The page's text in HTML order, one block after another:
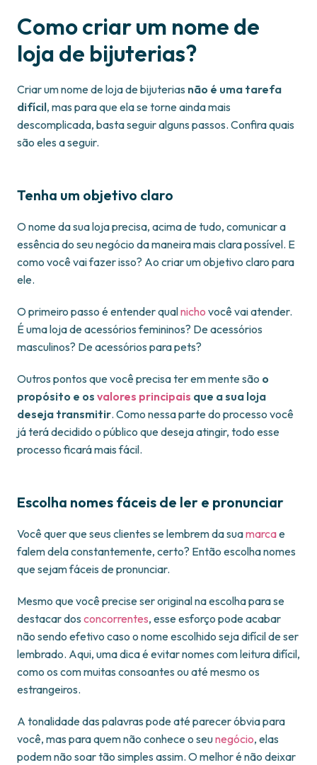
Como criar um nome de
loja de bijuterias?
Criar um nome de loja de bijuterias não é uma tarefa
difícil, mas para que ela se torne ainda mais
descomplicada, basta seguir alguns passos. Confira quais
são eles a seguir.
Tenha um objetivo claro
O nome da sua loja precisa, acima de tudo, comunicar a
essência do seu negócio da maneira mais clara possível. E
como você vai fazer isso? Ao criar um objetivo claro para
ele.
O primeiro passo é entender qualnicho você vai atender.
É uma loja de acessórios femininos? De acessórios
masculinos? De acessórios para pets?
Outros pontos que você precisa ter em mente são o
propósito e os valores principais que a sua loja
deseja transmitir. Como nessa parte do processo você
já terá decidido o público que deseja atingir, todo esse
processo ficará mais fácil.
Escolha nomes fáceis de ler e pronunciar
Você quer que seus clientes se lembrem da suamarcae
falem dela constantemente, certo? Então escolha nomes
que sejam fáceis de pronunciar.
Mesmo que você precise ser original na escolha para se
destacar dos concorrentes, esse esforço pode acabar
não sendo efetivo caso o nome escolhido seja difícil de ser
lembrado. Aqui, uma dica é evitar nomes com leitura difícil,
como os com muitas consoantes ou até mesmo os
estrangeiros.
A tonalidade das palavras pode até parecer óbvia para
você, mas para quem não conhece o seunegócio, elas
podem não soar tão simples assim. O melhor é não deixar